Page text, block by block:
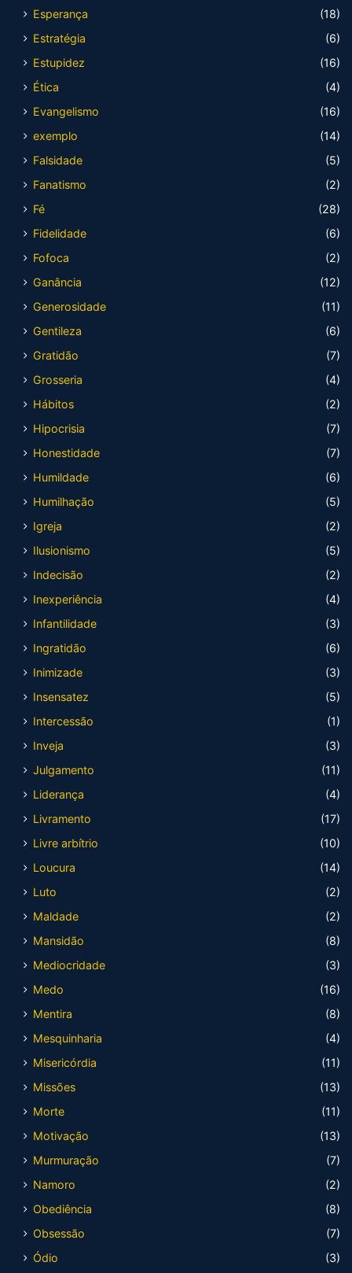
Esperança
(18)
Estratégia
(6)
Estupidez
(16)
Ética
(4)
Evangelismo
(16)
exemplo
(14)
Falsidade
(5)
Fanatismo
(2)
Fé
(28)
Fidelidade
(6)
Fofoca
(2)
Ganância
(12)
Generosidade
(11)
Gentileza
(6)
Gratidão
(7)
Grosseria
(4)
Hábitos
(2)
Hipocrisia
(7)
Honestidade
(7)
Humildade
(6)
Humilhação
(5)
Igreja
(2)
Ilusionismo
(5)
Indecisão
(2)
Inexperiência
(4)
Infantilidade
(3)
Ingratidão
(6)
Inimizade
(3)
Insensatez
(5)
Intercessão
(1)
Inveja
(3)
Julgamento
(11)
Liderança
(4)
Livramento
(17)
Livre arbítrio
(10)
Loucura
(14)
Luto
(2)
Maldade
(2)
Mansidão
(8)
Mediocridade
(3)
Medo
(16)
Mentira
(8)
Mesquinharia
(4)
Misericórdia
(11)
Missões
(13)
Morte
(11)
Motivação
(13)
Murmuração
(7)
Namoro
(2)
Obediência
(8)
Obsessão
(7)
Ódio
(3)